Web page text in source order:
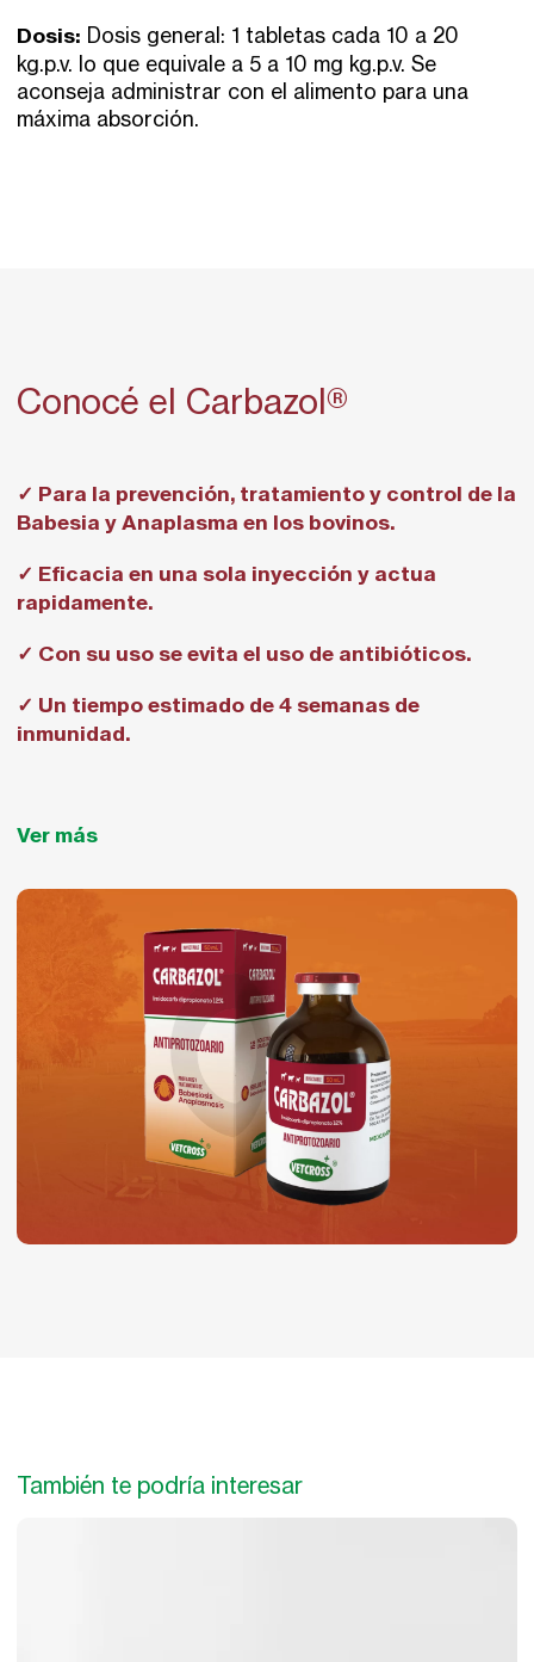
Dosis: Dosis general: 1 tabletas cada 10 a 20
kg.p.v. lo que equivale a 5 a 10 mg kg.p.v. Se
aconseja administrar con el alimento para una
máxima absorción.
Conocé el Carbazol®
✓ Para la prevención, tratamiento y control de la
Babesia y Anaplasma en los bovinos.
✓ Eficacia en una sola inyección y actua
rapidamente.
✓ Con su uso se evita el uso de antibióticos.
✓ Un tiempo estimado de 4 semanas de
inmunidad.
Ver más
También te podría interesar